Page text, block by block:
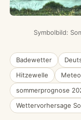
Symbolbild:
Badewetter
Hitzewelle
sommerprognose
Wettervorhersage